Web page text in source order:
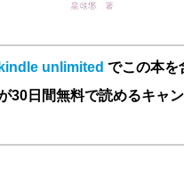
kindle unlimited でこの本を
30日間無料で読めるキャ